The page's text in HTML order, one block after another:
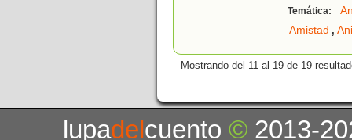
Temática:
Amistad ,
Mostrando del 11 al 19 de 19
lupadelcuento© 2013-